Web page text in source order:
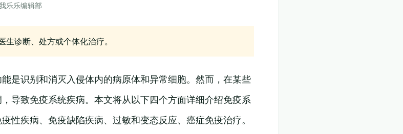
乐乐编辑部
诊断、处方或个体化治疗。
是识别和消灭入侵体内的病原体和异常细胞。然而，在某些
导致免疫系统疾病。本文将从以下四个方面详细介绍免疫系
性疾病、免疫缺陷疾病、过敏和变态反应、癌症免疫治疗。